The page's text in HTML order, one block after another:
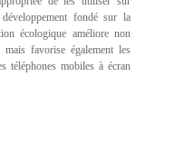
fondé sur la
écologique améliore non
mais favorise également les
téléphones mobiles à écran